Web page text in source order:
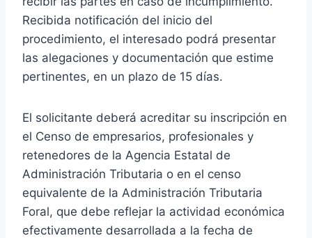
Recibida notificación del inicio del
procedimiento, el interesado podrá presentar
las alegaciones y documentación que estime
pertinentes, en un plazo de 15 días.
El solicitante deberá acreditar su inscripción en
el Censo de empresarios, profesionales y
retenedores de la Agencia Estatal de
Administración Tributaria o en el censo
equivalente de la Administración Tributaria
Foral, que debe reflejar la actividad económica
efectivamente desarrollada a la fecha de